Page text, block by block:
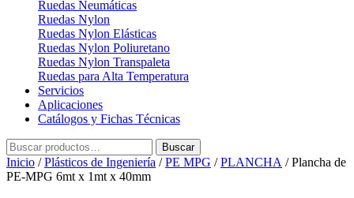
Ruedas Neumáticas
Ruedas Nylon
Ruedas Nylon Elásticas
Ruedas Nylon Poliuretano
Ruedas Nylon Transpaleta
Ruedas para Alta Temperatura
Servicios
Aplicaciones
Catálogos y Fichas Técnicas
Buscar
por:
Buscar
Inicio /Plásticos de Ingeniería /PE MPG /PLANCHA / Plancha de
PE-MPG 6mt x 1mt x 40mm